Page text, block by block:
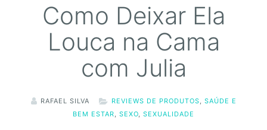
Como Deixar Ela
Louca na Cama
com Julia
RAFAEL SILVA REVIEWS DE PRODUTOS, SAÚDE E
BEM ESTAR, SEXO, SEXUALIDADE